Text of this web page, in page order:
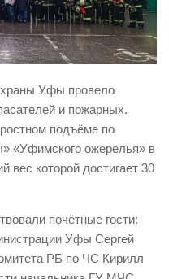
объектов
Уфы провело
и пожарных.
подъёме по
«Уфимского ожерелья» в
вес которой достигает 30
почётные гости:
Уфы Сергей
РБ по ЧС Кирилл